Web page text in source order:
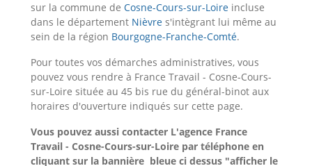
sur la commune de Cosne-Cours-sur-Loire incluse
dans le département Nièvre s'intègrant lui même au
sein de la région Bourgogne-Franche-Comté.
Pour toutes vos démarches administratives, vous
pouvez vous rendre à France Travail - Cosne-Cours-
sur-Loire située au 45 bis rue du général-binot aux
horaires d'ouverture indiqués sur cette page.
Vous pouvez aussi contacter L'agence France
Travail - Cosne-Cours-sur-Loire par téléphone en
cliquant sur la bannière bleue ci dessus "afficher le